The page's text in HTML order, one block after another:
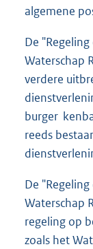
algemene
De
Waterschap
verdere
burger
reeds
De
Waterschap
regeling op
zoals het